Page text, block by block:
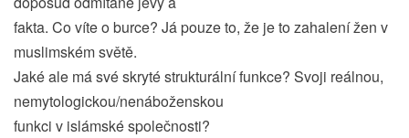
fakta. Co víte o burce? Já pouze to, že je to zahalení žen v
muslimském světě.
Jaké ale má své skryté strukturální funkce? Svoji reálnou,
nemytologickou/nenáboženskou
funkci v islámské společnosti?